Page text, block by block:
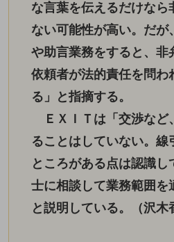
な言葉を伝えるだけなら
ない可能性が高い。だが
や助言業務をすると、非
依頼者が法的責任を問わ
る」と指摘する。
ＥＸＩＴは「交渉など
ることはしていない。線
ところがある点は認識し
士に相談して業務範囲を
と説明している。（沢木